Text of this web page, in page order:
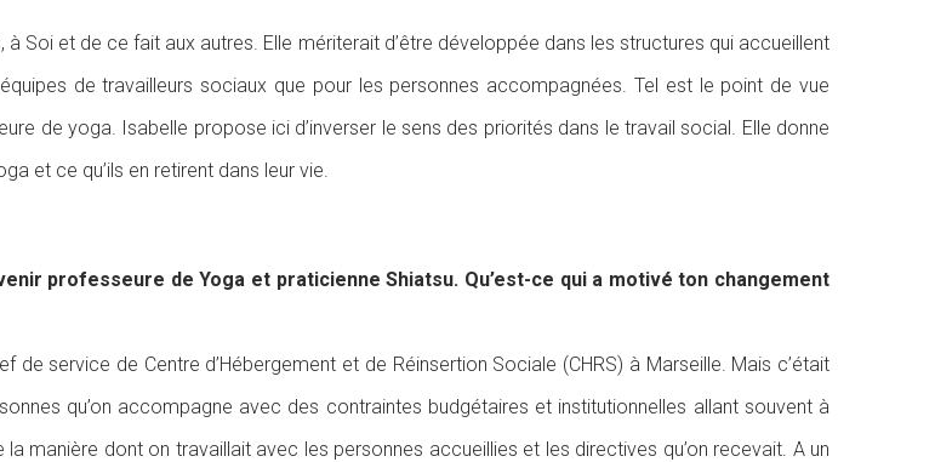
Soi et de ce fait aux autres. Elle mériterait d’être développée dans les structures qui accueillent
de travailleurs sociaux que pour les personnes accompagnées. Tel est le point de vue
de yoga. Isabelle propose ici d’inverser le sens des priorités dans le travail social. Elle donne
et ce qu’ils en retirent dans leur vie.
professeure de Yoga et praticienne Shiatsu. Qu’est-ce qui a motivé ton changement
service de Centre d’Hébergement et de Réinsertion Sociale (CHRS) à Marseille. Mais c’était
qu’on accompagne avec des contraintes budgétaires et institutionnelles allant souvent à
manière dont on travaillait avec les personnes accueillies et les directives qu’on recevait. A un